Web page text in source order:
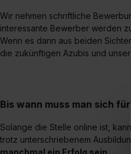
Wir nehmen schriftliche
interessante Bewerber werden
Wenn es dann aus beiden
die zukünftigen Azubis und
Bis wann muss man sich
Solange die Stelle online ist,
trotz unterschriebenem
manchmal ein Erfolg sein.